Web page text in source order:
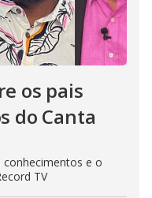
os pais
do Canta
conhecimentos e o
TV